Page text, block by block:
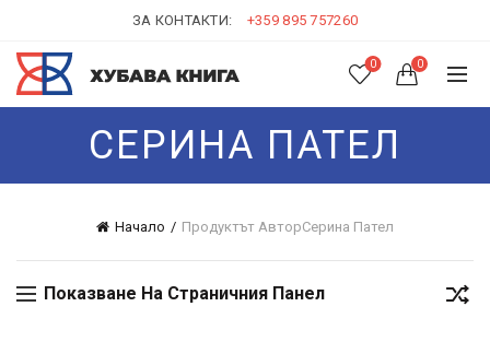
ЗА КОНТАКТИ: +359 895 757260
0 0
СЕРИНА ПАТЕЛ
Начало Продуктът АвторСерина Пател
Показване На Страничния Панел